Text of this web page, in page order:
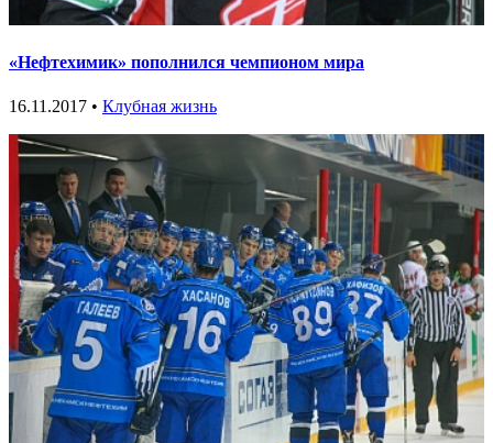
«Нефтехимик» пополнился чемпионом мира
16.11.2017 • Клубная жизнь